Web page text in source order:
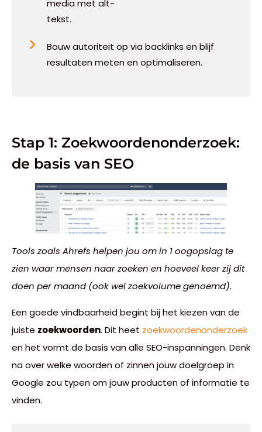
media met alt-
tekst.
Bouw autoriteit op via backlinks en blijf
resultaten meten en optimaliseren.
Stap 1: Zoekwoordenonderzoek:
de basis van SEO
Tools zoals Ahrefs helpen jou om in 1 oogopslag te
zien waar mensen naar zoeken en hoeveel keer zij dit
doen per maand (ook wel zoekvolume genoemd).
Een goede vindbaarheid begint bij het kiezen van de
juiste zoekwoorden. Dit heet zoekwoordenonderzoek
en het vormt de basis van alle SEO-inspanningen. Denk
na over welke woorden of zinnen jouw doelgroep in
Google zou typen om jouw producten of informatie te
vinden.